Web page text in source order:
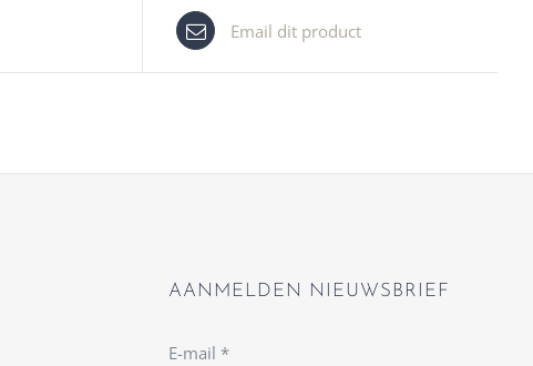
Email dit product
AANMELDEN NIEUWSBRIEF
E-mail *